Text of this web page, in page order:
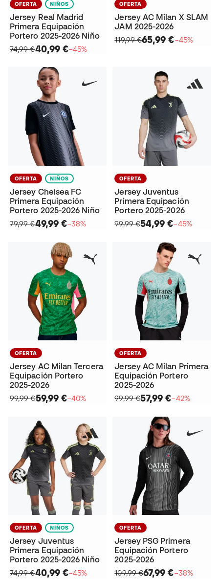
OFERTA NIÑOS
Jersey Real Madrid
Primera Equipación
Portero 2025-2026 Niño
74,99 €40,99 €−45%
OFERTA
Jersey AC Milan X SLAM
JAM 2025-2026
119,99 €65,99 €−45%
OFERTA NIÑOS
Jersey Chelsea FC
Primera Equipación
Portero 2025-2026 Niño
79,99 €49,99 €−38%
OFERTA
Jersey Juventus
Primera Equipación
Portero 2025-2026
99,99 €54,99 €−45%
OFERTA
Jersey AC Milan Tercera
Equipación Portero
2025-2026
99,99 €59,99 €−40%
OFERTA
Jersey AC Milan Primera
Equipación Portero
2025-2026
99,99 €57,99 €−42%
OFERTA NIÑOS
Jersey Juventus
Primera Equipación
Portero 2025-2026 Niño
74,99 €40,99 €−45%
OFERTA
Jersey PSG Primera
Equipación Portero
2025-2026
109,99 €67,99 €−38%